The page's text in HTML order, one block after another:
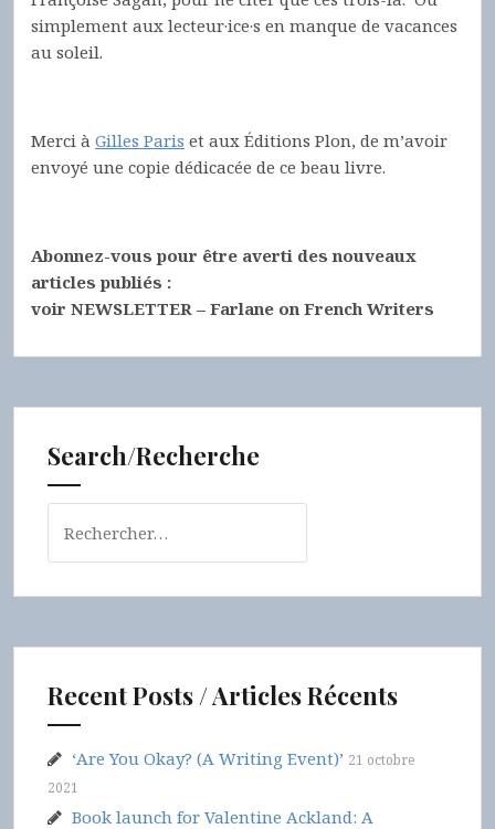
simplement aux lecteur·ice·s en manque de vacances
au soleil.
Merci à Gilles Paris et aux Éditions Plon, de m’avoir
envoyé une copie dédicacée de ce beau livre.
Abonnez-vous pour être averti des nouveaux
articles publiés :
voir NEWSLETTER – Farlane on French Writers
Search/Recherche
Recent Posts / Articles Récents
‘Are You Okay? (A Writing Event)’ 21 octobre
2021
Book launch for Valentine Ackland: A